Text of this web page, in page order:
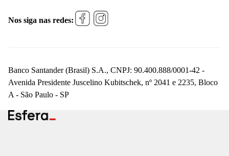
Nos siga nas redes:
Banco Santander (Brasil) S.A., CNPJ: 90.400.888/0001-42 -
Avenida Presidente Juscelino Kubitschek, nº 2041 e 2235, Bloco
A - São Paulo - SP